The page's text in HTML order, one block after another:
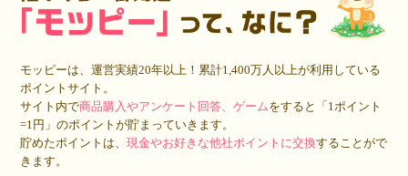
モッピーは、運営実績20年以上！累計1,400万人以上が利用している
ポイントサイト。
サイト内で商品購入やアンケート回答、ゲームをすると「1ポイント
=1円」のポイントが貯まっていきます。
貯めたポイントは、現金やお好きな他社ポイントに交換することがで
きます。